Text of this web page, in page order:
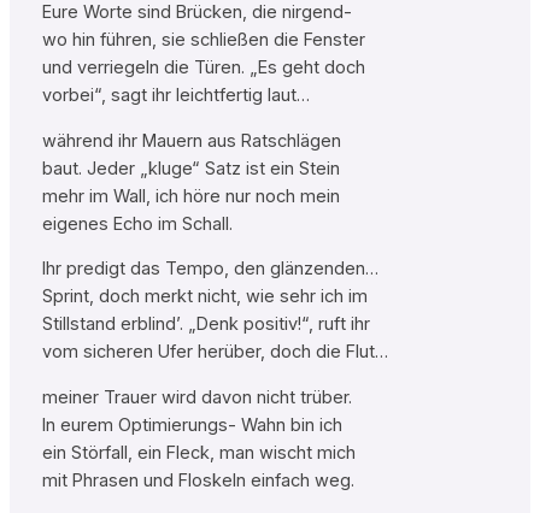
Eure Worte sind Brücken, die nirgend-
wo hin führen, sie schließen die Fenster
und verriegeln die Türen. „Es geht doch
vorbei“, sagt ihr leichtfertig laut…
während ihr Mauern aus Ratschlägen
baut. Jeder „kluge“ Satz ist ein Stein
mehr im Wall, ich höre nur noch mein
eigenes Echo im Schall.
Ihr predigt das Tempo, den glänzenden…
Sprint, doch merkt nicht, wie sehr ich im
Stillstand erblind’. „Denk positiv!“, ruft ihr
vom sicheren Ufer herüber, doch die Flut…
meiner Trauer wird davon nicht trüber.
In eurem Optimierungs- Wahn bin ich
ein Störfall, ein Fleck, man wischt mich
mit Phrasen und Floskeln einfach weg.